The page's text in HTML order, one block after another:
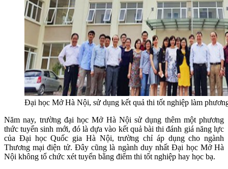
Đại học Mở Hà Nội, sử dụng kết quả thi tốt nghiệp làm
Năm nay, trường đại học Mở Hà Nội sử dụng thêm một phương
thức tuyển sinh mới, đó là dựa vào kết quả bài thi đánh giá năng lực
của Đại học Quốc gia Hà Nội, trường chỉ áp dụng cho ngành
Thương mại điện tử. Đây cũng là ngành duy nhất Đại học Mở Hà
Nội không tổ chức xét tuyển bằng điểm thi tốt nghiệp hay học bạ.